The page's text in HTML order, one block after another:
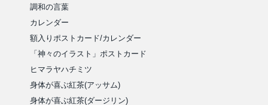
調和の言葉
カレンダー
額入りポストカード/カレンダー
「神々のイラスト」ポストカード
ヒマラヤハチミツ
身体が喜ぶ紅茶(アッサム)
身体が喜ぶ紅茶(ダージリン)